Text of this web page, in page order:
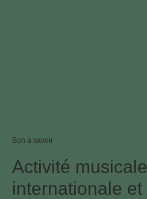
Bon à savoir
Activité musicale
internationale et